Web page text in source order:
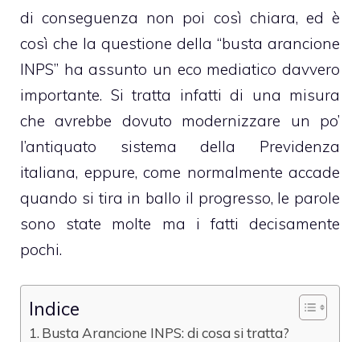
di conseguenza non poi così chiara, ed è
così che la questione della “busta arancione
INPS” ha assunto un eco mediatico davvero
importante. Si tratta infatti di una misura
che avrebbe dovuto modernizzare un po’
l’antiquato sistema della Previdenza
italiana, eppure, come normalmente accade
quando si tira in ballo il progresso, le parole
sono state molte ma i fatti decisamente
pochi.
Indice
Busta Arancione INPS: di cosa si tratta?